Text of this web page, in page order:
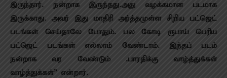
இருந்தார். நன்றாக இருந்தது.அது வழக்கமான படமாக
இருக்காது. அவர் இது மாதிரி அர்த்தமுள்ள சிறிய பட்ஜெட்
படங்கள் செய்தாலே போதும். பல கோடி ரூபாய் பெரிய
பட்ஜெட் படங்கள் எல்லாம் வேண்டாம். இந்தப் படம்
நன்றாக வர வேண்டும் .பாரதிக்கு வாழ்த்துக்கள்
வாழ்த்துக்கள்” என்றார்.